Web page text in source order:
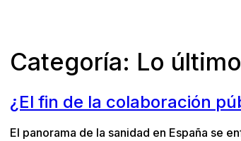
Categoría: Lo último
¿El fin de la colaboración
El panorama de la sanidad en España se